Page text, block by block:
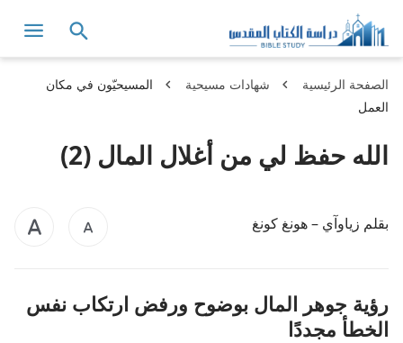
الصفحة الرئيسية شهادات مسيحية
المسيحيّون في مكان
العمل
الله حفظ لي من أغلال المال (2)
بقلم زياوآي – هونغ كونغ
رؤية جوهر المال بوضوح ورفض ارتكاب نفس
الخطأ مجددًا